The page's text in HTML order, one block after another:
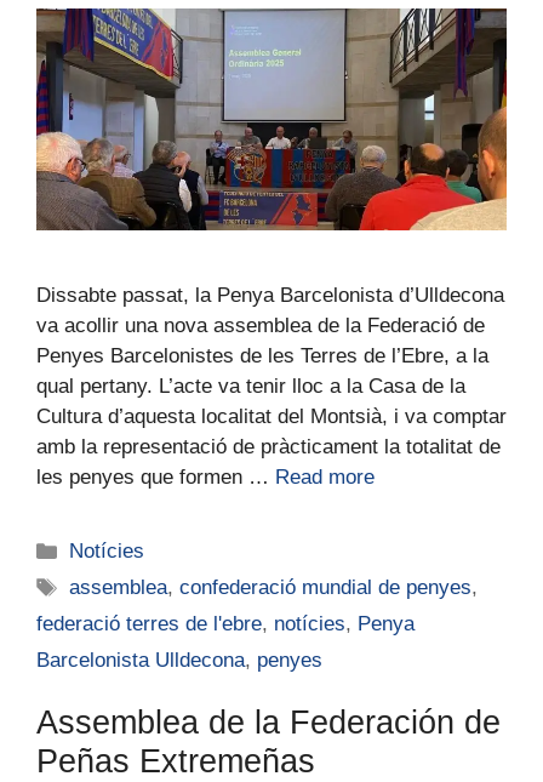
Dissabte passat, la Penya Barcelonista d’Ulldecona
va acollir una nova assemblea de la Federació de
Penyes Barcelonistes de les Terres de l’Ebre, a la
qual pertany. L’acte va tenir lloc a la Casa de la
Cultura d’aquesta localitat del Montsià, i va comptar
amb la representació de pràcticament la totalitat de
les penyes que formen … Read more
Notícies
assemblea,confederació mundial de penyes,
federació terres de l'ebre, notícies, Penya
Barcelonista Ulldecona, penyes
Assemblea de la Federación de
Peñas Extremeñas